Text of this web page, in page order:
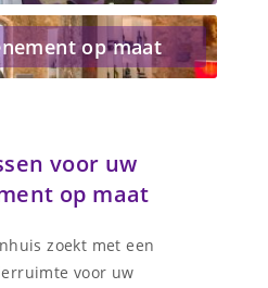
op maat
voor uw
op maat
zoekt met een
voor uw